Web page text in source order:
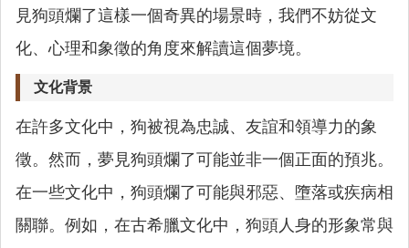
見狗頭爛了這樣一個奇異的場景時，我們不妨從文
化、心理和象徵的角度來解讀這個夢境。
文化背景
在許多文化中，狗被視為忠誠、友誼和領導力的象
徵。然而，夢見狗頭爛了可能並非一個正面的預兆。
在一些文化中，狗頭爛了可能與邪惡、墮落或疾病相
關聯。例如，在古希臘文化中，狗頭人身的形象常與